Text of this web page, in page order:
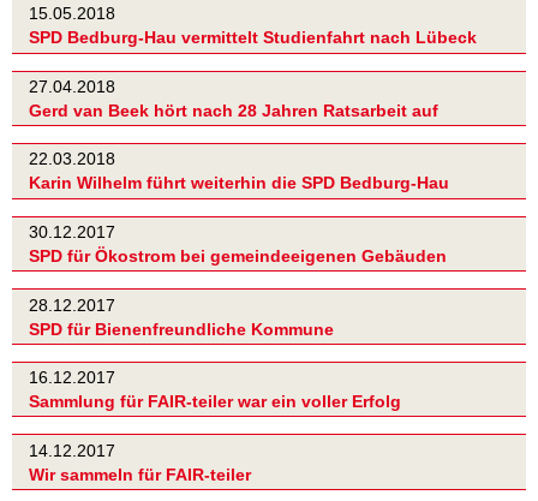
15.05.2018
SPD Bedburg-Hau vermittelt Studienfahrt nach Lübeck
27.04.2018
Gerd van Beek hört nach 28 Jahren Ratsarbeit auf
22.03.2018
Karin Wilhelm führt weiterhin die SPD Bedburg-Hau
30.12.2017
SPD für Ökostrom bei gemeindeeigenen Gebäuden
28.12.2017
SPD für Bienenfreundliche Kommune
16.12.2017
Sammlung für FAIR-teiler war ein voller Erfolg
14.12.2017
Wir sammeln für FAIR-teiler